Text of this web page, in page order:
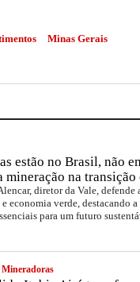
Minas Gerais
estão no Brasil, não
mineração na transição
diretor da Vale,
e economia verde, destacando
para um futuro